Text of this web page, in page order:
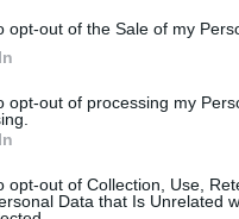
opt-out of the Sale of my
opt-out of processing my
opt-out of Collection, Use,
Data that Is Unrelated